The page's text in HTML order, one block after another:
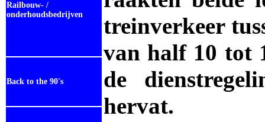
treinverkeer
van half 10 tot
de
hervat.
Railbouw- /
onderhoudsbedrijven
Back to the 90's